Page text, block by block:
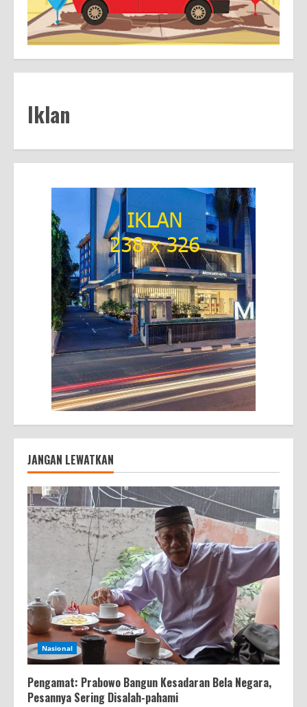
Iklan
JANGAN LEWATKAN
Nasional
Pengamat: Prabowo Bangun Kesadaran Bela Negara,
Pesannya Sering Disalah-pahami